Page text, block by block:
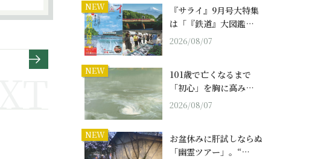
NEW
『サライ』9月号大特集
は「『鉄道』大図鑑…
2026/08/07
NEW
101歳で亡くなるまで
「初心」を胸に高み…
2026/08/07
NEW
お盆休みに肝試しならぬ
「幽霊ツアー」。“…